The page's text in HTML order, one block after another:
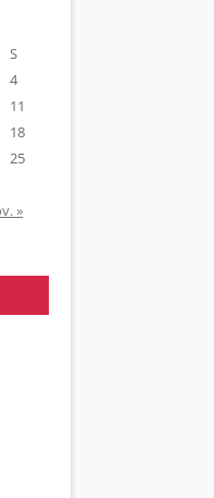
S
4
11
18
25
»